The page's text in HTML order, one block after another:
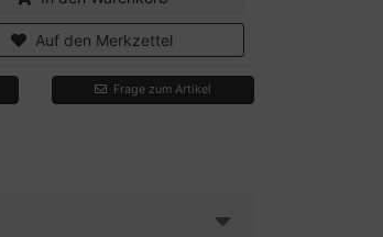
Auf den Merkzettel
Frage zum Artikel